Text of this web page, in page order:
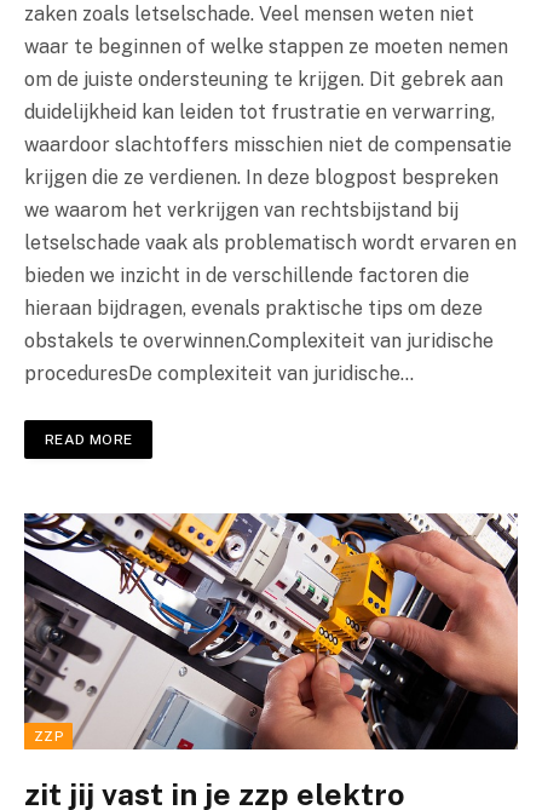
zaken zoals letselschade. Veel mensen weten niet
waar te beginnen of welke stappen ze moeten nemen
om de juiste ondersteuning te krijgen. Dit gebrek aan
duidelijkheid kan leiden tot frustratie en verwarring,
waardoor slachtoffers misschien niet de compensatie
krijgen die ze verdienen. In deze blogpost bespreken
we waarom het verkrijgen van rechtsbijstand bij
letselschade vaak als problematisch wordt ervaren en
bieden we inzicht in de verschillende factoren die
hieraan bijdragen, evenals praktische tips om deze
obstakels te overwinnen.Complexiteit van juridische
proceduresDe complexiteit van juridische…
READ MORE
ZZP
zit jij vast in je zzp elektro